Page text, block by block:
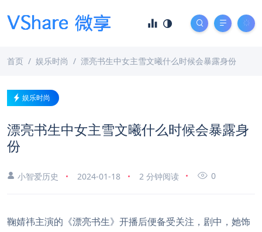
首页 娱乐时尚 漂亮书生中女主雪文曦什么时候会暴露身份
娱乐时尚
漂亮书生中女主雪文曦什么时候会暴露身
份
小智爱历史 2024-01-18 2 分钟阅读 0
鞠婧祎主演的《漂亮书生》开播后便备受关注，剧中，她饰